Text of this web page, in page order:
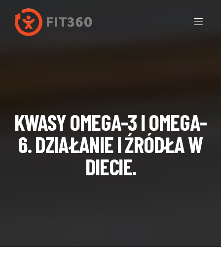
KWASY OMEGA-3 I OMEGA-
6. DZIAŁANIE I ŹRÓDŁA W
DIECIE.